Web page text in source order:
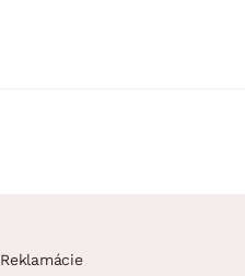
Reklamácie